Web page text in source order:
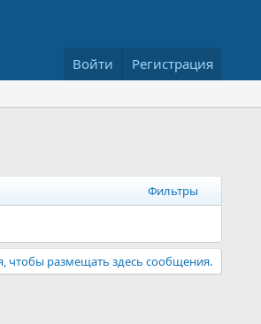
Войти Регистрация
Фильтры
чтобы размещать здесь сообщения.